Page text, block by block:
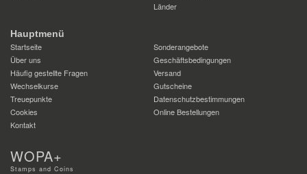
Länder
Hauptmenü
Startseite
Sonderangebote
Über uns
Geschäftsbedingungen
Häufig gestellte Fragen
Versand
Wechselkurse
Gutscheine
Treuepunkte
Datenschutzbestimmungen
Cookies
Online Bestellungen
Kontakt
WOPA+
Stamps and Coins